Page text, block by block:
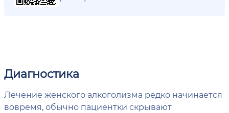
Диагностика
Лечение женского алкоголизма редко начинается
вовремя, обычно пациентки скрывают